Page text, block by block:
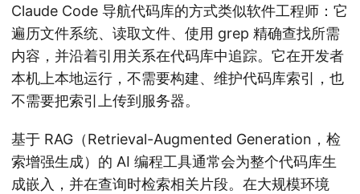
Claude Code 导航代码库的方式类似软件工程师：它
遍历文件系统、读取文件、使用 grep 精确查找所需
内容，并沿着引用关系在代码库中追踪。它在开发者
本机上本地运行，不需要构建、维护代码库索引，也
不需要把索引上传到服务器。
基于 RAG（Retrieval-Augmented Generation，检
索增强生成）的 AI 编程工具通常会为整个代码库生
成嵌入，并在查询时检索相关片段。在大规模环境